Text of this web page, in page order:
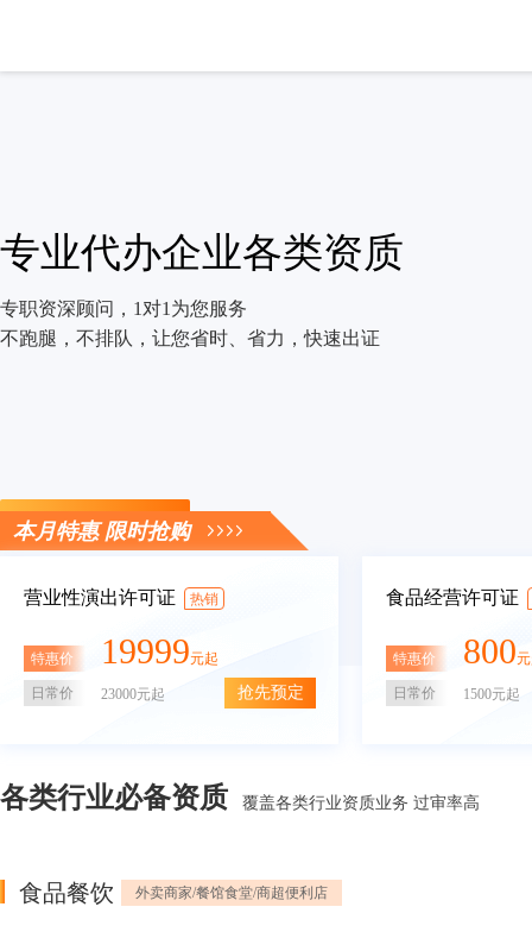
专业代办企业各类资质
专职资深顾问，1对1为您服务
不跑腿，不排队，让您省时、省力，快速出证
立即咨询
本月特惠 限时抢购
营业性演出许可证 热销
特惠价 19999元起
日常价 23000元起 抢先预定
食品经营许可证
特惠价 800
日常价 1500元起
各类行业必备资质 覆盖各类行业资质业务 过审率高
食品餐饮 外卖商家/餐馆食堂/商超便利店